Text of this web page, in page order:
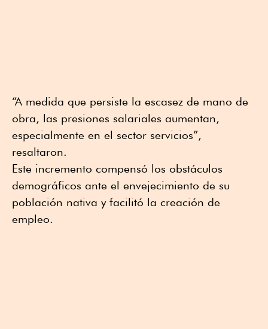
“A medida que persiste la escasez de mano de
obra, las presiones salariales aumentan,
especialmente en el sector servicios”,
resaltaron.
Este incremento compensó los obstáculos
demográficos ante el envejecimiento de su
población nativa y facilitó la creación de
empleo.